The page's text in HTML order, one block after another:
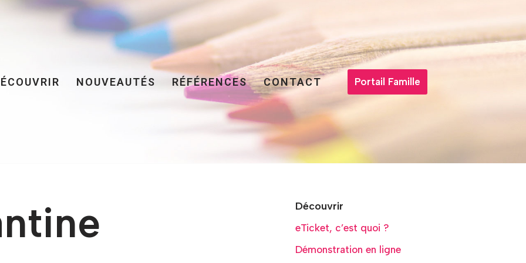
NOUVEAUTÉS RÉFÉRENCES CONTACT Portail Famille
Découvrir
eTicket, c’est quoi ?
Démonstration en ligne